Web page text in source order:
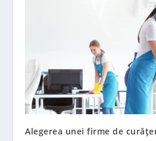
Alegerea unei firme de